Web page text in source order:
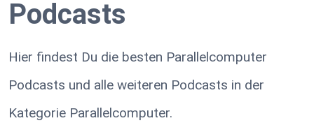
Podcasts
Hier findest Du die besten Parallelcomputer
Podcasts und alle weiteren Podcasts in der
Kategorie Parallelcomputer.